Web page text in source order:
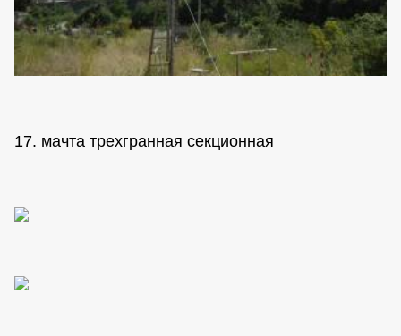
17. мачта трехгранная секционная